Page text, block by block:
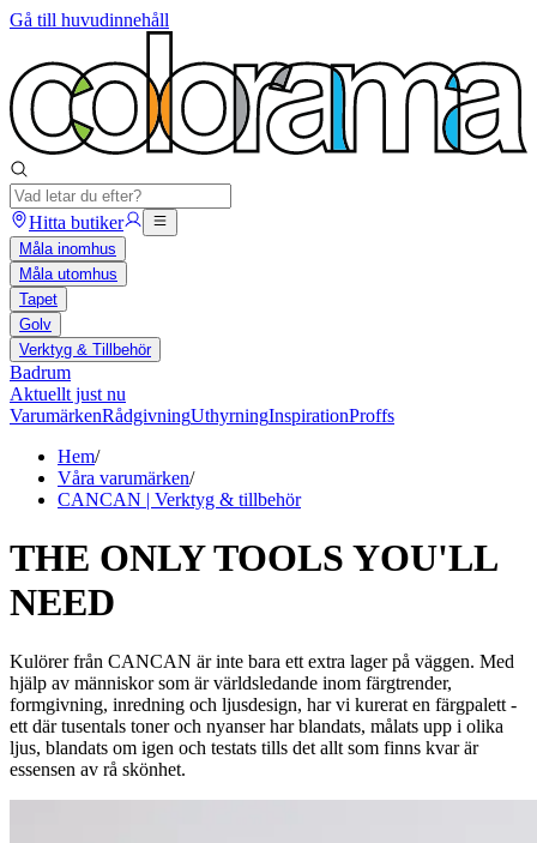
Gå till huvudinnehåll
Hitta butiker
Måla inomhus
Måla utomhus
Tapet
Golv
Verktyg & Tillbehör
Badrum
Aktuellt just nu
VarumärkenRådgivningUthyrningInspirationProffs
Hem/
Våra varumärken/
CANCAN | Verktyg & tillbehör
THE ONLY TOOLS YOU'LL
NEED
Kulörer från CANCAN är inte bara ett extra lager på väggen. Med
hjälp av människor som är världsledande inom färgtrender,
formgivning, inredning och ljusdesign, har vi kurerat en färgpalett -
ett där tusentals toner och nyanser har blandats, målats upp i olika
ljus, blandats om igen och testats tills det allt som finns kvar är
essensen av rå skönhet.